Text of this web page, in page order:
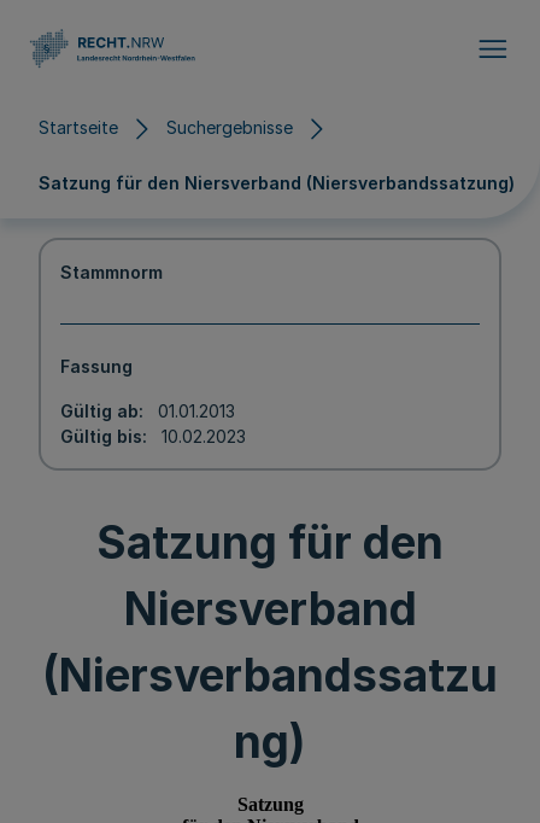
Startseite Suchergebnisse
Satzung für den Niersverband (Niersverbandssatzung)
Stammnorm
Fassung
Gültig ab
01.01.2013
Gültig bis
10.02.2023
Satzung für den
Niersverband
(Niersverbandssatzu
ng)